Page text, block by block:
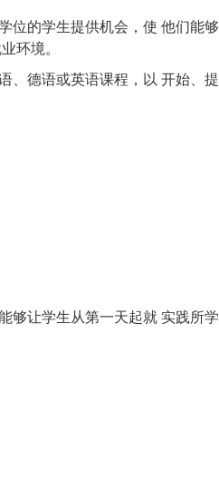
位的学生提供机会，使 他们能
环境。
、德语或英语课程，以 开始、
让学生从第一天起就 实践所